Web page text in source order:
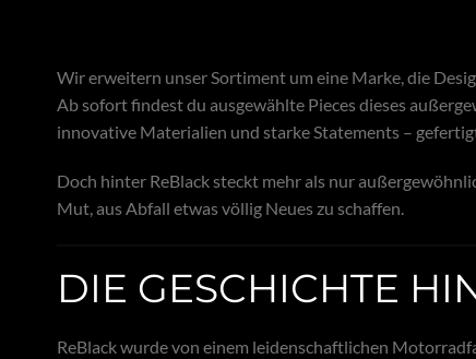
Wir erweitern unser Sortiment um eine Marke, die
Ab sofort findest du ausgewählte Pieces dieses
innovative Materialien und starke Statements –
Doch hinter ReBlack steckt mehr als nur
Mut, aus Abfall etwas völlig Neues zu schaffen.
DIE GESCHICHTE
ReBlack wurde von einem leidenschaftlichen